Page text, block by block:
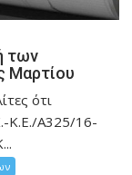
των
Μαρτίου
ότι
Κ.Ε./Α325/16-